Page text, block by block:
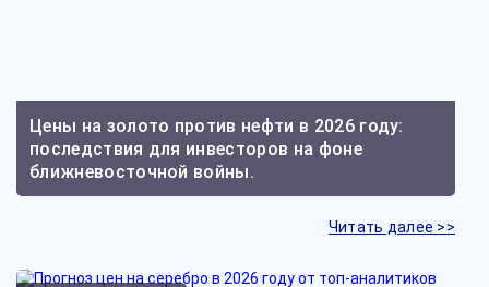
Цены на золото против нефти в 2026 году:
последствия для инвесторов на фоне
ближневосточной войны.
Читать далее >>